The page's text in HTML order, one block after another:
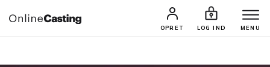
OPRET LOG IND MENU
CASTINGS & JOBS SØG PROFIL